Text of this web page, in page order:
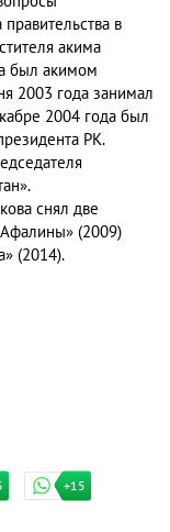
в
акима
был акимом
2003 года занимал
2004 года был
РК.
снял две
(2009)
(2014).
+15